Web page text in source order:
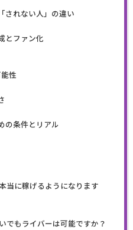
されない人」の違い
とファン化
性
の条件とリアル
当に稼げるようになります
でもライバーは可能ですか？